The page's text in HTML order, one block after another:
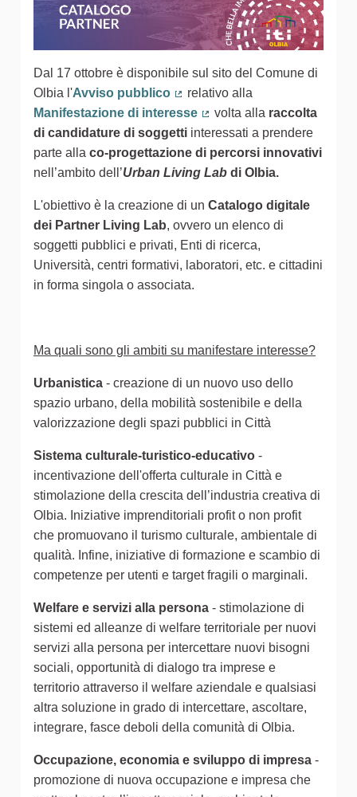
Dal 17 ottobre è disponibile sul sito del Comune di
Olbia l'Avviso pubblico
(Collegamento esterno)
relativo alla
Manifestazione di interesse
(Collegamento esterno)
volta alla raccolta
di candidature di soggetti interessati a prendere
parte alla co-progettazione di percorsi innovativi
nell’ambito dell’Urban Living Lab di Olbia.
L'obiettivo è la creazione di un Catalogo digitale
dei Partner Living Lab, ovvero un elenco di
soggetti pubblici e privati, Enti di ricerca,
Università, centri formativi, laboratori, etc. e cittadini
in forma singola o associata.
Ma quali sono gli ambiti su manifestare interesse?
Urbanistica - creazione di un nuovo uso dello
spazio urbano, della mobilità sostenibile e della
valorizzazione degli spazi pubblici in Città
Sistema culturale-turistico-educativo -
incentivazione dell'offerta culturale in Città e
stimolazione della crescita dell’industria creativa di
Olbia. Iniziative imprenditoriali profit o non profit
che promuovano il turismo culturale, ambientale di
qualità. Infine, iniziative di formazione e scambio di
competenze per utenti e target fragili o marginali.
Welfare e servizi alla persona - stimolazione di
sistemi ed alleanze di welfare territoriale per nuovi
servizi alla persona per intercettare nuovi bisogni
sociali, opportunità di dialogo tra imprese e
territorio attraverso il welfare aziendale e qualsiasi
altra soluzione in grado di intercettare, ascoltare,
integrare, fasce deboli della comunità di Olbia.
Occupazione, economia e sviluppo di impresa -
promozione di nuova occupazione e impresa che